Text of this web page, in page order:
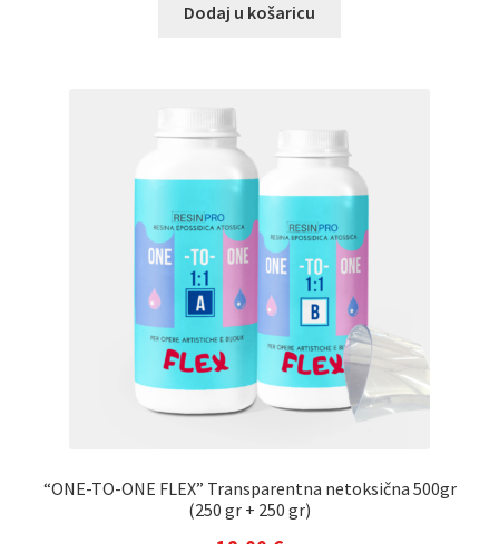
Dodaj u košaricu
Opcije
se
mogu
na
stranici
proizvoda
“ONE-TO-ONE FLEX” Transparentna netoksična 500gr
(250 gr + 250 gr)